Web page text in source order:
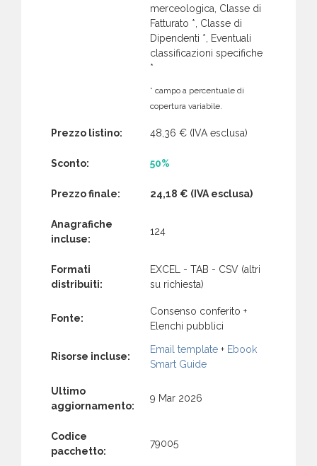
merceologica, Classe di
Fatturato *, Classe di
Dipendenti *, Eventuali
classificazioni specifiche
*
* campo a percentuale di
copertura variabile.
Prezzo listino: 48,36 € (IVA esclusa)
Sconto: 50%
Prezzo finale: 24,18 € (IVA esclusa)
Anagrafiche
incluse:
124
Formati
distribuiti:
EXCEL - TAB - CSV (altri
su richiesta)
Fonte:
Consenso conferito +
Elenchi pubblici
Risorse incluse:
Email template + Ebook
Smart Guide
Ultimo
aggiornamento:
9 Mar 2026
Codice
pacchetto:
79005